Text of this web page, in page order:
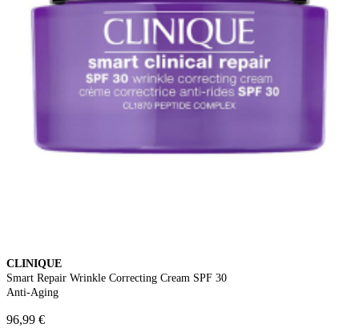
CLINIQUE
Smart Repair Wrinkle Correcting Cream SPF 30
Anti-Aging
96,99 €